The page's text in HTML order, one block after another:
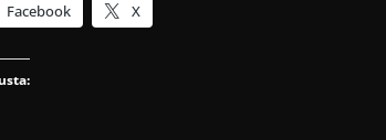
Facebook X